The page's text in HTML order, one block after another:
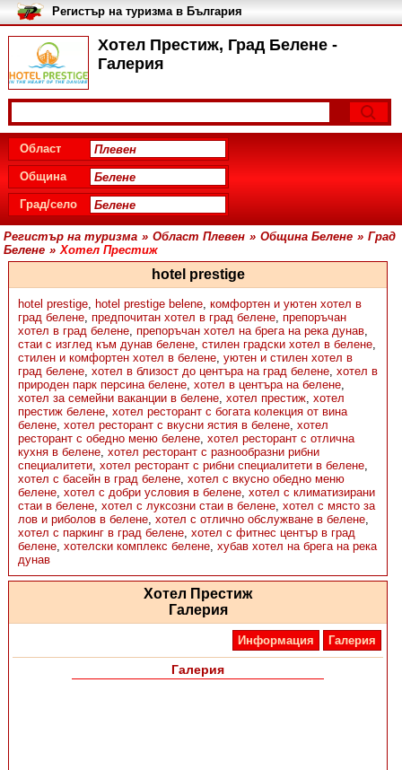
Хотел Престиж, Град Белене -
Галерия
Регистър на туризма в България
Област
Община
Град/село
Регистър на туризма » Област Плевен » Община Белене » Град
Белене » Хотел Престиж
hotel prestige
hotel prestige, hotel prestige belene, комфортен и уютен хотел в
град белене, предпочитан хотел в град белене, препоръчан
хотел в град белене, препоръчан хотел на брега на река дунав,
стаи с изглед към дунав белене, стилен градски хотел в белене,
стилен и комфортен хотел в белене, уютен и стилен хотел в
град белене, хотел в близост до центъра на град белене, хотел в
природен парк персина белене, хотел в центъра на белене,
хотел за семейни ваканции в белене, хотел престиж, хотел
престиж белене, хотел ресторант с богата колекция от вина
белене, хотел ресторант с вкусни ястия в белене, хотел
ресторант с обедно меню белене, хотел ресторант с отлична
кухня в белене, хотел ресторант с разнообразни рибни
специалитети, хотел ресторант с рибни специалитети в белене,
хотел с басейн в град белене, хотел с вкусно обедно меню
белене, хотел с добри условия в белене, хотел с климатизирани
стаи в белене, хотел с луксозни стаи в белене, хотел с място за
лов и риболов в белене, хотел с отлично обслужване в белене,
хотел с паркинг в град белене, хотел с фитнес център в град
белене, хотелски комплекс белене, хубав хотел на брега на река
дунав
Хотел Престиж
Галерия
Информация Галерия
Галерия